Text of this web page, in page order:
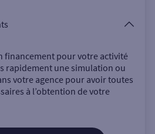
financement pour votre activité
rapidement une simulation ou
votre agence pour avoir toutes
à l’obtention de votre